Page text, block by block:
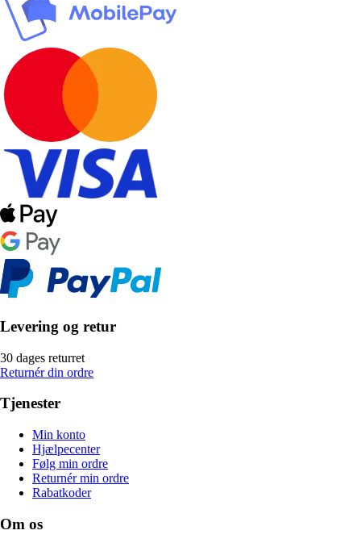
Levering og retur
30 dages returret
Returnér din ordre
Tjenester
Min konto
Hjælpecenter
Følg min ordre
Returnér min ordre
Rabatkoder
Om os